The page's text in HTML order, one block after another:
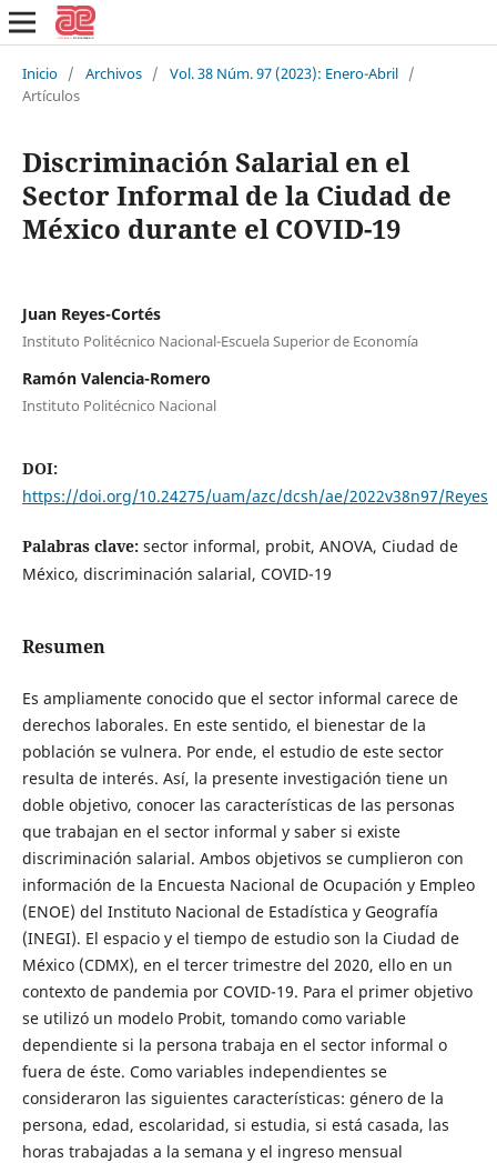
Inicio / Archivos / Vol. 38 Núm. 97 (2023): Enero-Abril /
Artículos
Discriminación Salarial en el
Sector Informal de la Ciudad de
México durante el COVID-19
Juan Reyes-Cortés
Instituto Politécnico Nacional-Escuela Superior de Economía
Ramón Valencia-Romero
Instituto Politécnico Nacional
DOI:
https://doi.org/10.24275/uam/azc/dcsh/ae/2022v38n97/Reyes
Palabras clave: sector informal, probit, ANOVA, Ciudad de
México, discriminación salarial, COVID-19
Resumen
Es ampliamente conocido que el sector informal carece de
derechos laborales. En este sentido, el bienestar de la
población se vulnera. Por ende, el estudio de este sector
resulta de interés. Así, la presente investigación tiene un
doble objetivo, conocer las características de las personas
que trabajan en el sector informal y saber si existe
discriminación salarial. Ambos objetivos se cumplieron con
información de la Encuesta Nacional de Ocupación y Empleo
(ENOE) del Instituto Nacional de Estadística y Geografía
(INEGI). El espacio y el tiempo de estudio son la Ciudad de
México (CDMX), en el tercer trimestre del 2020, ello en un
contexto de pandemia por COVID-19. Para el primer objetivo
se utilizó un modelo Probit, tomando como variable
dependiente si la persona trabaja en el sector informal o
fuera de éste. Como variables independientes se
consideraron las siguientes características: género de la
persona, edad, escolaridad, si estudia, si está casada, las
horas trabajadas a la semana y el ingreso mensual